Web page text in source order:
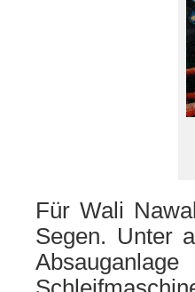
Für Wali
Segen. Unter